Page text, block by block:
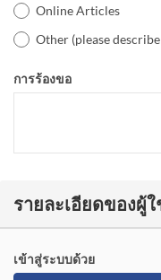
Online Articles
Other (please
การร้องขอ
รายละเอียดของผู้
เข้าสู่ระบบด้วย